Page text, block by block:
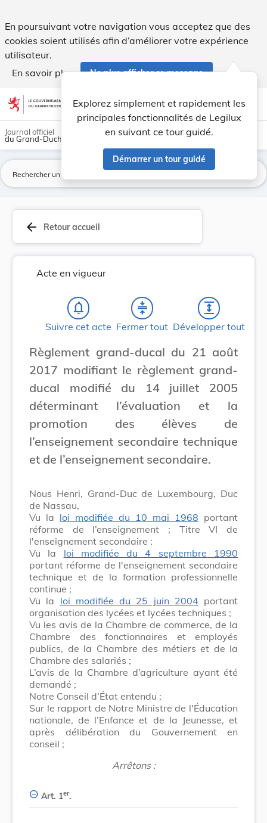
En poursuivant votre navigation vous acceptez que des
cookies soient utilisés afin d’améliorer votre expérience
utilisateur.
En savoir plus
Ne plus afficher ce message
Aller au contenu account_circle help Aide
Explorez simplement et rapidement les
principales fonctionnalités de Legilux
en suivant ce tour guidé.
Démarrer un tour guidé
light_mode dark_mode
Journal officiel
du Grand-Duché de Luxembourg
arrow_back Retour accueil
Acte en vigueur
notifications_none
Suivre cet acte
compress
Fermer tout
expand
Développer tout
Règlement grand-ducal du 21 août
2017 modifiant le règlement grand-
ducal modifié du 14 juillet 2005
déterminant l’évaluation et la
promotion des élèves de
l’enseignement secondaire technique
et de l’enseignement secondaire.
Nous Henri, Grand-Duc de Luxembourg, Duc
de Nassau,
Vu la loi modifiée du 10 mai 1968 portant
réforme de l’enseignement ; Titre VI de
l'enseignement secondaire ;
Vu la loi modifiée du 4 septembre 1990
portant réforme de l'enseignement secondaire
technique et de la formation professionnelle
continue ;
Vu la loi modifiée du 25 juin 2004 portant
organisation des lycées et lycées techniques ;
Vu les avis de la Chambre de commerce, de la
Chambre des fonctionnaires et employés
publics, de la Chambre des métiers et de la
Chambre des salariés ;
L’avis de la Chambre d’agriculture ayant été
demandé ;
Notre Conseil d’État entendu ;
Sur le rapport de Notre Ministre de l'Éducation
nationale, de l’Enfance et de la Jeunesse, et
après délibération du Gouvernement en
conseil ;
Arrêtons :
Art. 1er.